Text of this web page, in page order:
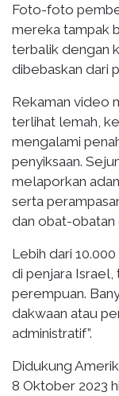
Foto-foto
mereka tampak
terbalik dengan
dibebaskan dari
Rekaman video
terlihat lemah,
mengalami
penyiksaan.
melaporkan
serta
dan obat-obatan
Lebih dari
di penjara Israel,
perempuan.
dakwaan atau
administratif”.
Didukung
8 Oktober 2023